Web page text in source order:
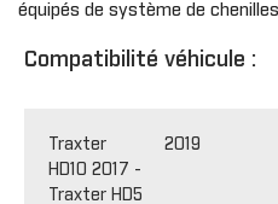
équipés de système de
Compatibilité véhicule :
Traxter
HD10 2017 -
2019
Traxter HD5